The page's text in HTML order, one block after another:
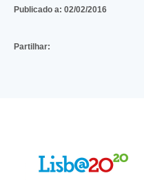
Publicado a: 02/02/2016
Partilhar: